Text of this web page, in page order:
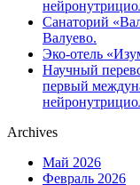
Санаторий
Валуево.
Эко-отель
Научный
первый
Archives
Май 2026
Февраль 2026